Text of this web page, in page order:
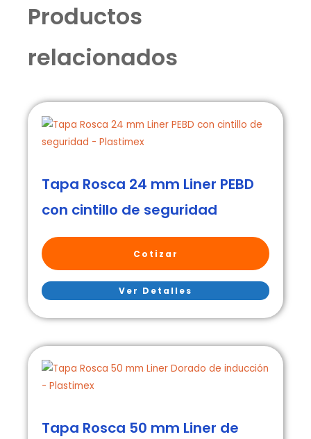
inducción
con
cantidad
Productos
relacionados
Tapa Rosca 24 mm Liner PEBD
con cintillo de seguridad
Cotizar
Ver Detalles
Tapa Rosca 50 mm Liner de